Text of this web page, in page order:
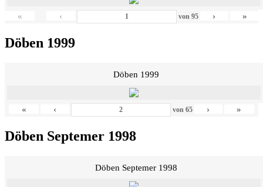
« ‹ von 95 › »
Döben 1999
Döben 1999
« ‹ von 65 › »
Döben Septemer 1998
Döben Septemer 1998